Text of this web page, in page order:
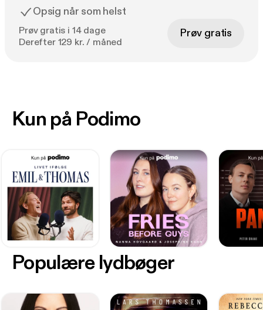
Opsig når som helst
Prøv gratis i 14 dage
Derefter 129 kr. / måned
Prøv gratis
Kun på Podimo
Populære lydbøger